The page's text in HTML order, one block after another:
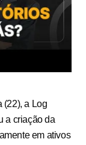
(22), a Log
a criação da
em ativos